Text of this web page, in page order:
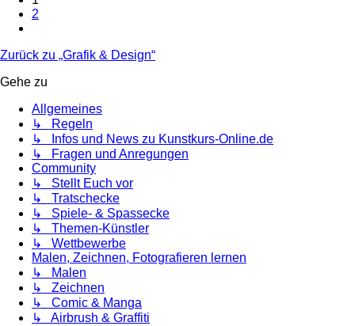
2
Zurück zu „Grafik & Design“
Gehe zu
Allgemeines
↳ Regeln
↳ Infos und News zu Kunstkurs-Online.de
↳ Fragen und Anregungen
Community
↳ Stellt Euch vor
↳ Tratschecke
↳ Spiele- & Spassecke
↳ Themen-Künstler
↳ Wettbewerbe
Malen, Zeichnen, Fotografieren lernen
↳ Malen
↳ Zeichnen
↳ Comic & Manga
↳ Airbrush & Graffiti